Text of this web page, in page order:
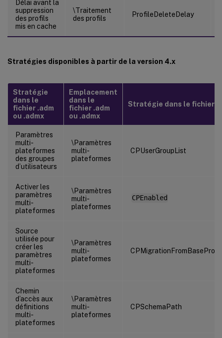
Délai avant la
suppression
des profils
mis en cache
\Traitement
des profils
ProfileDeleteDelay
Stratégies disponibles à partir de la version 4.x
Stratégie
dans le
fichier .adm
ou .admx
Emplacement
dans le
fichier .adm
ou .admx
Stratégie dans le fichier
Paramètres
multi-
plateformes
des groupes
d’utilisateurs
\Paramètres
multi-
plateformes
CPUserGroupList
Activer les
paramètres
multi-
plateformes
\Paramètres
multi-
plateformes
CPEnabled
Source
utilisée pour
créer les
paramètres
multi-
plateformes
\Paramètres
multi-
plateformes
Chemin
d’accès aux
définitions
multi-
plateformes
\Paramètres
multi-
plateformes
CPSchemaPath